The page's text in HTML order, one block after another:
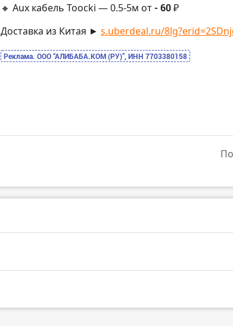
🔸 Aux кабель Toocki — 0.5-5м от- 60 ₽
Доставка из Китая ► s.uberdeal.ru/
Реклама. ООО “АЛИБАБА.КОМ (РУ)”, ИНН 7703380158